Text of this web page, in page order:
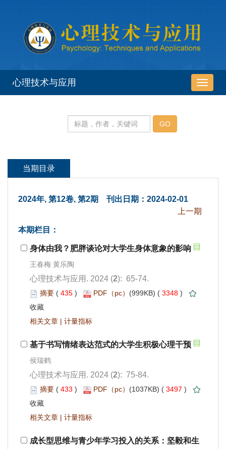
2024年, 第12卷, 第2期 刊出日期：2024-02-01
): 65-74.
435 ) 3348 )
|
): 75-84.
433 ) 3497 )
|